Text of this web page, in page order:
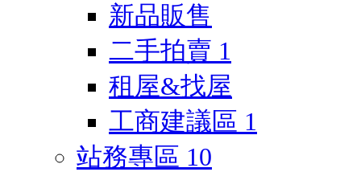
新品販售
二手拍賣 1
租屋&找屋
工商建議區 1
站務專區 10